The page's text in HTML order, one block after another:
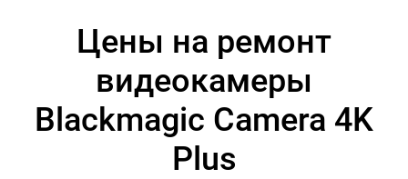
Цены на ремонт
видеокамеры
Blackmagic Camera 4K
Plus